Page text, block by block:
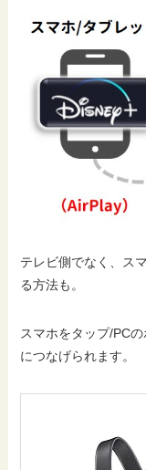
テレビ側でなく、ス
る方法も。
スマホをタップ/PC
につなげられます。